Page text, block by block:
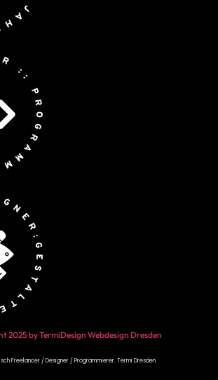
2025 by TermiDesign Webdesign Dresden
Freelancer / Designer / Programmierer.Termi Dresden